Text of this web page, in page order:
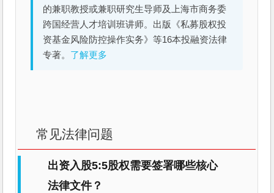
的兼职教授或兼职研究生导师及上海市商务委
跨国经营人才培训班讲师。出版《私募股权投
资基金风险防控操作实务》等16本投融资法律
专著。 了解更多
常见法律问题
出资入股5:5股权需要签署哪些核心
法律文件？